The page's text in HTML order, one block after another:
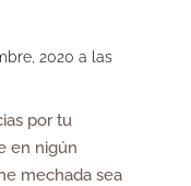
2020 a las
por tu
en nigún
mechada sea